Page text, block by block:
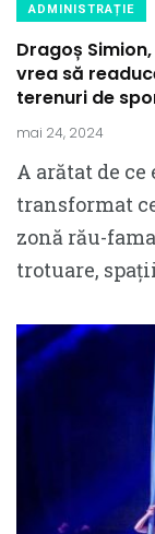
ADMINISTRAȚIE
Dragoș
vrea să
terenuri de
mai 24, 2024
A arătat de ce
transformat
zonă rău-
trotuare,